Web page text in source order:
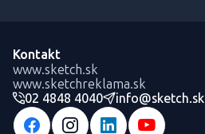
Kontakt
www.sketch.sk
www.sketchreklama.sk
02 4848 4040
info@sketch.sk